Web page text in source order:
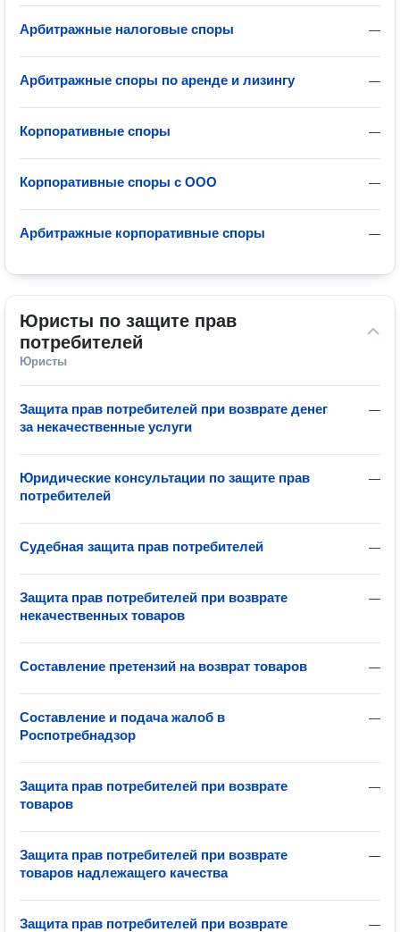
—
Арбитражные налоговые споры
—
Арбитражные споры по аренде и лизингу
—
Корпоративные споры
—
Корпоративные споры с ООО
—
Арбитражные корпоративные споры
Юристы по защите прав
потребителей
Юристы
—
Защита прав потребителей при возврате денег
за некачественные услуги
—
Юридические консультации по защите прав
потребителей
—
Судебная защита прав потребителей
—
Защита прав потребителей при возврате
некачественных товаров
—
Составление претензий на возврат товаров
—
Составление и подача жалоб в
Роспотребнадзор
—
Защита прав потребителей при возврате
товаров
—
Защита прав потребителей при возврате
товаров надлежащего качества
—
Защита прав потребителей при возврате